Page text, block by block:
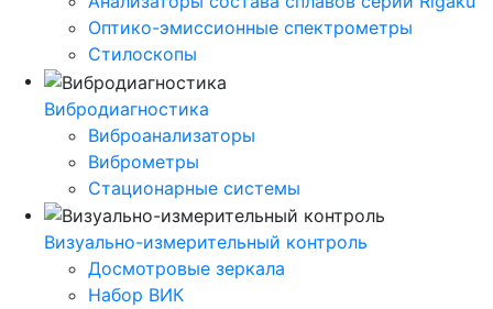
Оптико-эмиссионные спектрометры
Стилоскопы
Вибродиагностика
Виброанализаторы
Виброметры
Стационарные системы
Визуально-измерительный контроль
Досмотровые зеркала
Набор ВИК